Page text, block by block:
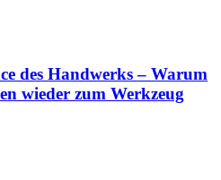
des Handwerks – Warum
wieder zum Werkzeug